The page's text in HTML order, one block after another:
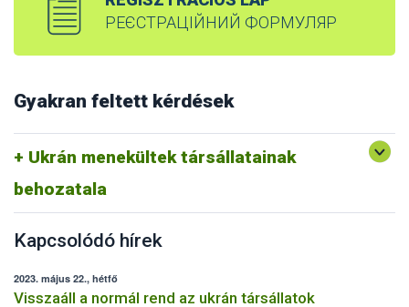
РЕЄСТРАЦІЙНИЙ ФОРМУЛЯР
Gyakran feltett kérdések
Ukrán menekültek társállatainak
behozatala
Kapcsolódó hírek
2023. május 22., hétfő
Visszaáll a normál rend az ukrán társállatok